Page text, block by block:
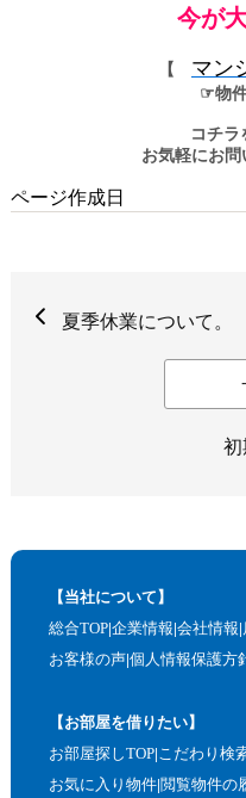
今が
【 マン
☞物
コチラ
お気軽にお問
ページ作成日
夏季休業について。
初
【当社について】
総合TOP 企業情報 会社情報
お客様の声 個人情報保護方
【お部屋を借りたい】
お部屋探しTOP こだわり検
お気に入り物件 閲覧物件の